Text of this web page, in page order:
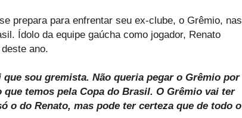
prepara para enfrentar seu ex-clube, o Grêmio, nas
Ídolo da equipe gaúcha como jogador, Renato
ano.
sou gremista. Não queria pegar o Grêmio por
temos pela Copa do Brasil. O Grêmio vai ter
o do Renato, mas pode ter certeza que de todo o